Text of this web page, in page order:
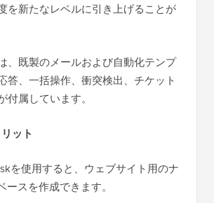
を新たなレベルに引き上げることが
、既製のメールおよび自動化テンプ
答、一括操作、衝突検出、チケット
付属しています。
ット
を使用すると、ウェブサイト用のナ
ースを作成できます。